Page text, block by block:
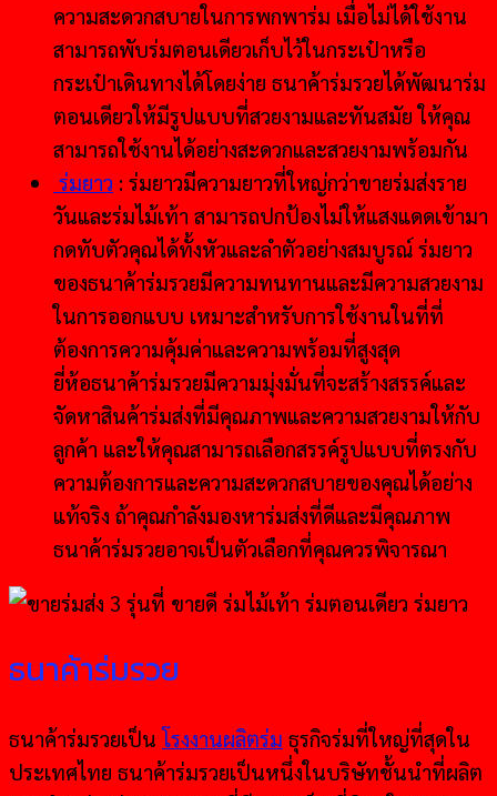
ความสะดวกสบายในการพกพาร่ม เมื่อไม่ได้ใช้งาน
สามารถพับร่มตอนเดียวเก็บไว้ในกระเป๋าหรือ
กระเป๋าเดินทางได้โดยง่าย ธนาค้าร่มรวยได้พัฒนาร่ม
ตอนเดียวให้มีรูปแบบที่สวยงามและทันสมัย ให้คุณ
สามารถใช้งานได้อย่างสะดวกและสวยงามพร้อมกัน
ร่มยาว : ร่มยาวมีความยาวที่ใหญ่กว่าขายร่มส่งราย
วันและร่มไม้เท้า สามารถปกป้องไม่ให้แสงแดดเข้ามา
กดทับตัวคุณได้ทั้งหัวและลำตัวอย่างสมบูรณ์ ร่มยาว
ของธนาค้าร่มรวยมีความทนทานและมีความสวยงาม
ในการออกแบบ เหมาะสำหรับการใช้งานในที่ที่
ต้องการความคุ้มค่าและความพร้อมที่สูงสุด
ยี่ห้อธนาค้าร่มรวยมีความมุ่งมั่นที่จะสร้างสรรค์และ
จัดหาสินค้าร่มส่งที่มีคุณภาพและความสวยงามให้กับ
ลูกค้า และให้คุณสามารถเลือกสรรค์รูปแบบที่ตรงกับ
ความต้องการและความสะดวกสบายของคุณได้อย่าง
แท้จริง ถ้าคุณกำลังมองหาร่มส่งที่ดีและมีคุณภาพ
ธนาค้าร่มรวยอาจเป็นตัวเลือกที่คุณควรพิจารณา
ธนาค้าร่มรวย
ธนาค้าร่มรวยเป็นโรงงานผลิตร่ม ธุรกิจร่มที่ใหญ่ที่สุดใน
ประเทศไทย ธนาค้าร่มรวยเป็นหนึ่งในบริษัทชั้นนำที่ผลิต